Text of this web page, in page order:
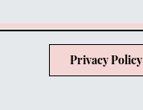
Privacy Policy